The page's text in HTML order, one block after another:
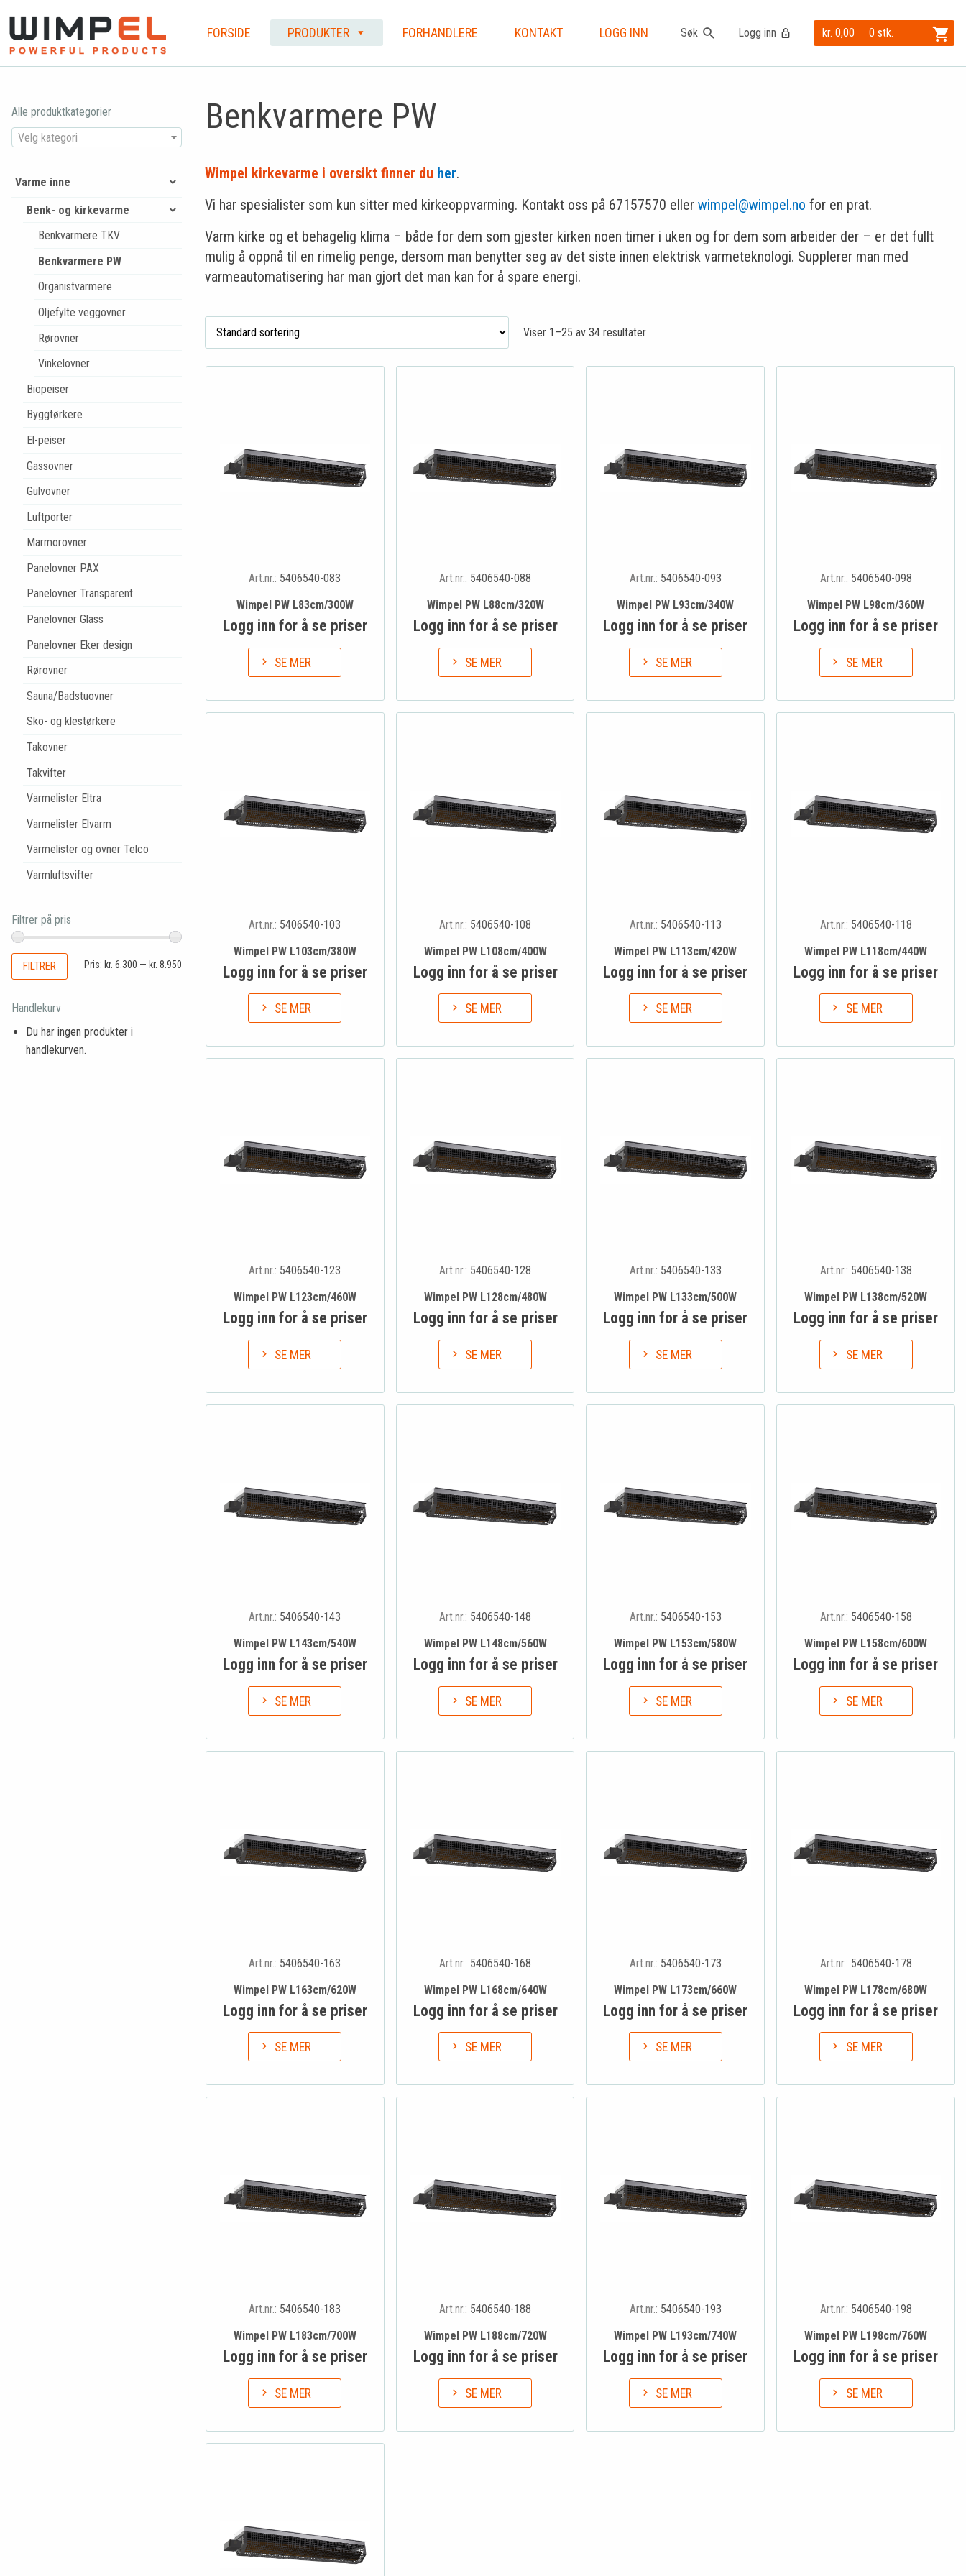
Søk kr. 0,00 0 stk.
FORSIDE PRODUKTER FORHANDLERE KONTAKT LOGG INN Logg inn
Benkvarmere PW
Wimpel kirkevarme i oversikt finner du her.
Vi har spesialister som kun sitter med kirkeoppvarming. Kontakt oss på 67157570 eller wimpel@wimpel.no for en prat.
Varm kirke og et behagelig klima – både for dem som gjester kirken noen timer i uken og for dem som arbeider der – er det fullt
mulig å oppnå til en rimelig penge, dersom man benytter seg av det siste innen elektrisk varmeteknologi. Supplerer man med
varmeautomatisering har man gjort det man kan for å spare energi.
Viser 1–25 av 34 resultater
Art.nr.: 5406540-083
Wimpel PW L83cm/300W
Logg inn for å se priser
SE MER
Art.nr.: 5406540-088
Wimpel PW L88cm/320W
Logg inn for å se priser
SE MER
Art.nr.: 5406540-093
Wimpel PW L93cm/340W
Logg inn for å se priser
SE MER
Art.nr.: 5406540-098
Wimpel PW L98cm/360W
Logg inn for å se priser
SE MER
Art.nr.: 5406540-103
Wimpel PW L103cm/380W
Logg inn for å se priser
SE MER
Art.nr.: 5406540-108
Wimpel PW L108cm/400W
Logg inn for å se priser
SE MER
Art.nr.: 5406540-113
Wimpel PW L113cm/420W
Logg inn for å se priser
SE MER
Art.nr.: 5406540-118
Wimpel PW L118cm/440W
Logg inn for å se priser
SE MER
Art.nr.: 5406540-123
Wimpel PW L123cm/460W
Logg inn for å se priser
SE MER
Art.nr.: 5406540-128
Wimpel PW L128cm/480W
Logg inn for å se priser
SE MER
Art.nr.: 5406540-133
Wimpel PW L133cm/500W
Logg inn for å se priser
SE MER
Art.nr.: 5406540-138
Wimpel PW L138cm/520W
Logg inn for å se priser
SE MER
Art.nr.: 5406540-143
Wimpel PW L143cm/540W
Logg inn for å se priser
SE MER
Art.nr.: 5406540-148
Wimpel PW L148cm/560W
Logg inn for å se priser
SE MER
Art.nr.: 5406540-153
Wimpel PW L153cm/580W
Logg inn for å se priser
SE MER
Art.nr.: 5406540-158
Wimpel PW L158cm/600W
Logg inn for å se priser
SE MER
Art.nr.: 5406540-163
Wimpel PW L163cm/620W
Logg inn for å se priser
SE MER
Art.nr.: 5406540-168
Wimpel PW L168cm/640W
Logg inn for å se priser
SE MER
Art.nr.: 5406540-173
Wimpel PW L173cm/660W
Logg inn for å se priser
SE MER
Art.nr.: 5406540-178
Wimpel PW L178cm/680W
Logg inn for å se priser
SE MER
Art.nr.: 5406540-183
Wimpel PW L183cm/700W
Logg inn for å se priser
SE MER
Art.nr.: 5406540-188
Wimpel PW L188cm/720W
Logg inn for å se priser
SE MER
Art.nr.: 5406540-193
Wimpel PW L193cm/740W
Logg inn for å se priser
SE MER
Art.nr.: 5406540-198
Wimpel PW L198cm/760W
Logg inn for å se priser
SE MER
Alle produktkategorier
Velg kategori
Varme inne
Benk- og kirkevarme
Benkvarmere TKV
Benkvarmere PW
Organistvarmere
Oljefylte veggovner
Rørovner
Vinkelovner
Biopeiser
Byggtørkere
El-peiser
Gassovner
Gulvovner
Luftporter
Marmorovner
Panelovner PAX
Panelovner Transparent
Panelovner Glass
Panelovner Eker design
Rørovner
Sauna/Badstuovner
Sko- og klestørkere
Takovner
Takvifter
Varmelister Eltra
Varmelister Elvarm
Varmelister og ovner Telco
Varmluftsvifter
Filtrer på pris
FILTRER Pris: kr. 6.300 — kr. 8.950
Handlekurv
Du har ingen produkter i
handlekurven.